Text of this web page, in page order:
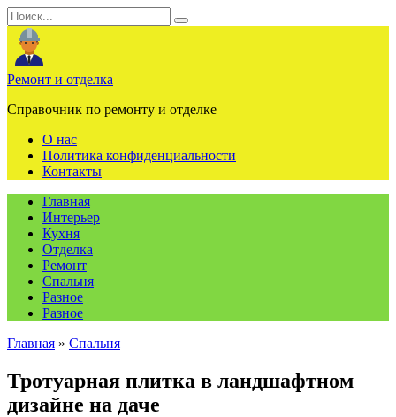
Перейти
к
содержанию
Search
for:
Ремонт и отделка
Справочник по ремонту и отделке
О нас
Политика конфиденциальности
Контакты
Главная
Интерьер
Кухня
Отделка
Ремонт
Спальня
Разное
Разное
Главная » Спальня
Тротуарная плитка в ландшафтном
дизайне на даче